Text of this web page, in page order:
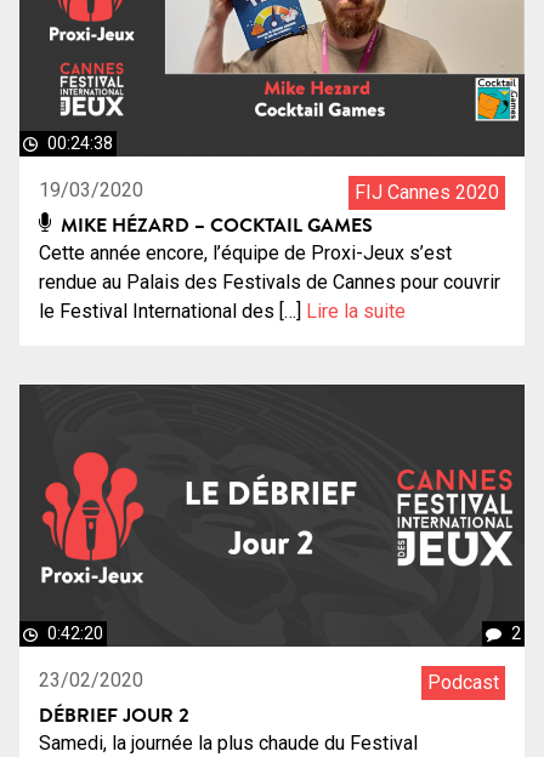
00:24:38
19/03/2020 FIJ Cannes 2020
MIKE HÉZARD – COCKTAIL GAMES
Cette année encore, l’équipe de Proxi-Jeux s’est
rendue au Palais des Festivals de Cannes pour couvrir
le Festival International des […] Lire la suite
0:42:20 2
23/02/2020 Podcast
DÉBRIEF JOUR 2
Samedi, la journée la plus chaude du Festival